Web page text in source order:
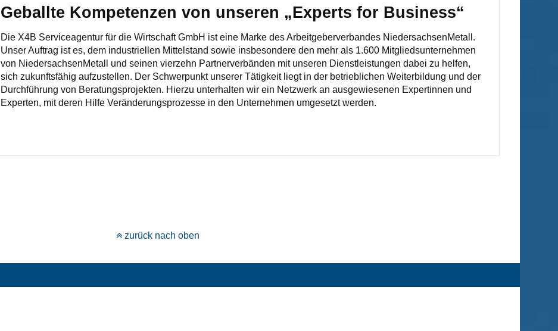
Geballte Kompetenzen von unseren „Experts for Business“
Die X4B Serviceagentur für die Wirtschaft GmbH ist eine Marke des Arbeitgeberverbandes NiedersachsenMetall.
Unser Auftrag ist es, dem industriellen Mittelstand sowie insbesondere den mehr als 1.600 Mitgliedsunternehmen
von NiedersachsenMetall und seinen vierzehn Partnerverbänden mit unseren Dienstleistungen dabei zu helfen,
sich zukunftsfähig aufzustellen. Der Schwerpunkt unserer Tätigkeit liegt in der betrieblichen Weiterbildung und der
Durchführung von Beratungsprojekten. Hierzu unterhalten wir ein Netzwerk an ausgewiesenen Expertinnen und
Experten, mit deren Hilfe Veränderungsprozesse in den Unternehmen umgesetzt werden.
zurück nach oben